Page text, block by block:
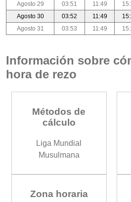
Agosto 29
03:51 11:49
Agosto 30
03:52 11:49
Agosto 31
03:53 11:49
Información sobre
hora de rezo
Métodos de
cálculo
Liga Mundial
Musulmana
Zona horaria